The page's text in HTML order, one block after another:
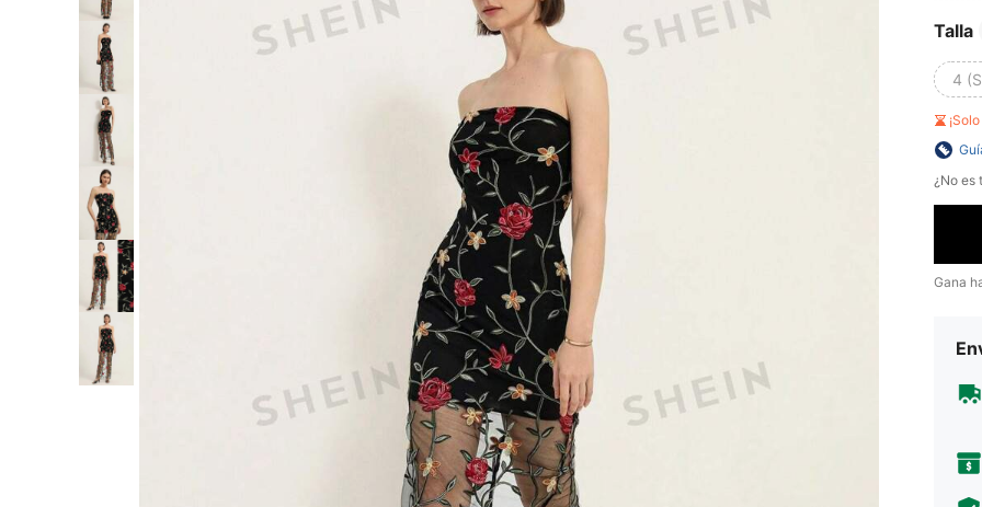
Talla
4
¿No es
Gana